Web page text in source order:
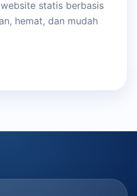
statis berbasis
hemat, dan mudah